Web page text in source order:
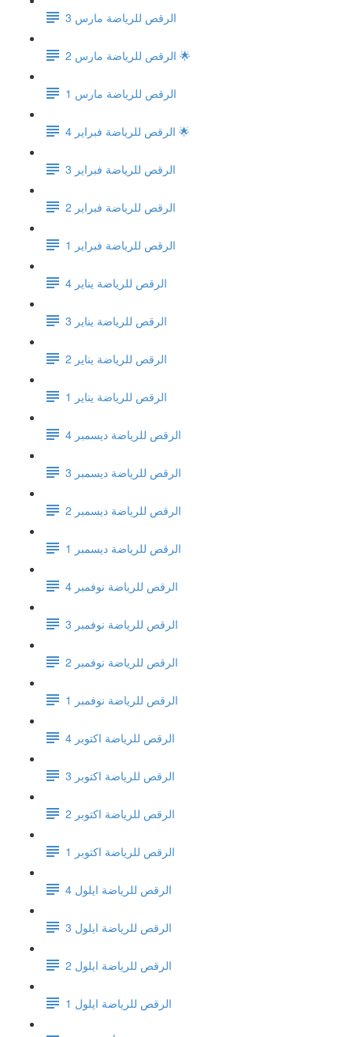
الرقص للرياضة مارس 3
الرقص للرياضة مارس 2 🌟
الرقص للرياضة مارس 1
الرقص للرياضة فبراير 4 🌟
الرقص للرياضة فبراير 3
الرقص للرياضة فبراير 2
الرقص للرياضة فبراير 1
الرقص للرياضة يناير 4
الرقص للرياضة يناير 3
الرقص للرياضة يناير 2
الرقص للرياضة يناير 1
الرقص للرياضة ديسمبر 4
الرقص للرياضة ديسمبر 3
الرقص للرياضة ديسمبر 2
الرقص للرياضة ديسمبر 1
الرقص للرياضة نوفمبر 4
الرقص للرياضة نوفمبر 3
الرقص للرياضة نوفمبر 2
الرقص للرياضة نوفمبر 1
الرقص للرياضة اكتوبر 4
الرقص للرياضة اكتوبر 3
الرقص للرياضة اكتوبر 2
الرقص للرياضة اكتوبر 1
الرقص للرياضة ايلول 4
الرقص للرياضة ايلول 3
الرقص للرياضة ايلول 2
الرقص للرياضة ايلول 1